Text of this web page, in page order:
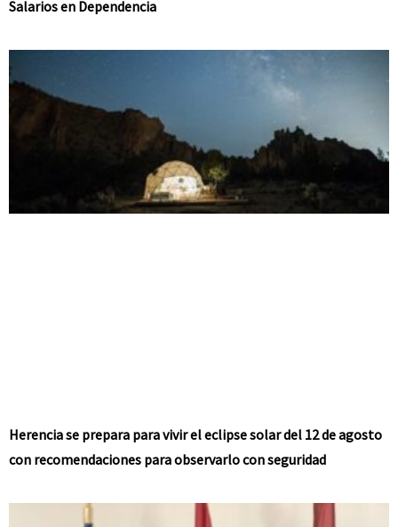
Salarios en Dependencia
Herencia se prepara para vivir el eclipse solar del 12 de agosto
con recomendaciones para observarlo con seguridad